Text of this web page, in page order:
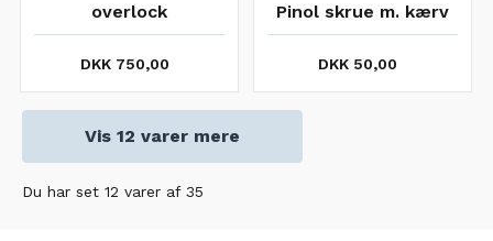
overlock
004/700/800/1150/1300
DKK 750,00
Pinol skrue m. kærv
2, stk
DKK 50,00
Vis 12 varer mere
Du har set 12 varer af 35